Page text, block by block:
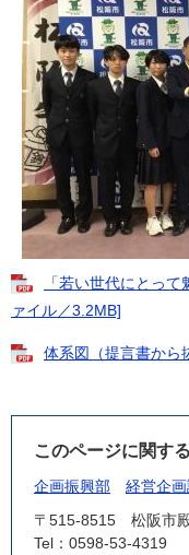
「若い世代にとっ
ァイル／3.2MB]
体系図（提言書から
このページに関す
企画振興部 経営企画
〒515-8515
松阪市
Tel：0598-53-4319